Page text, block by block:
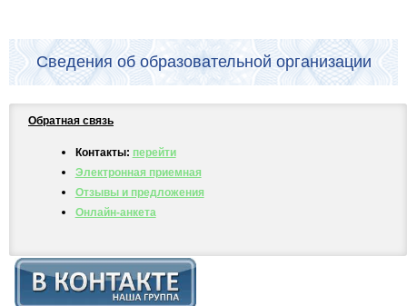
Сведения об образовательной организации
Обратная связь
Контакты: перейти
Электронная приемная
Отзывы и предложения
Онлайн-анкета